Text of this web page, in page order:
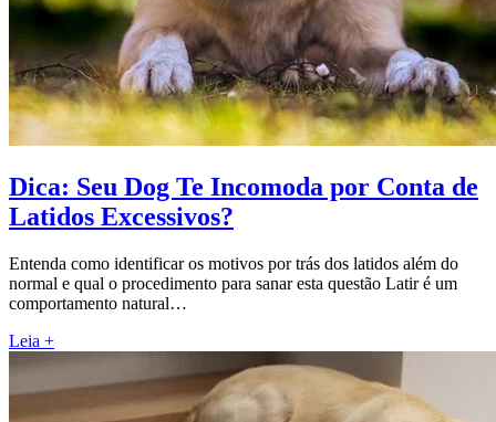
Dica: Seu Dog Te Incomoda por Conta de
Latidos Excessivos?
Entenda como identificar os motivos por trás dos latidos além do
normal e qual o procedimento para sanar esta questão Latir é um
comportamento natural…
Leia +